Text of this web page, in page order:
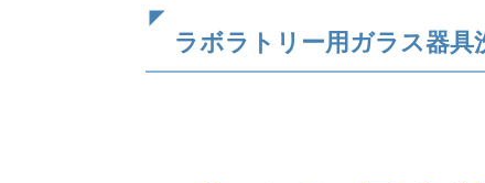
ラボラトリー用ガラス器具